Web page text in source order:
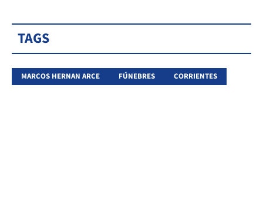
TAGS
MARCOS HERNAN ARCE FÚNEBRES CORRIENTES